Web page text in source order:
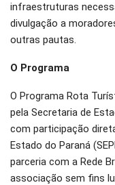
infraestruturas
divulgação a
outras pautas.
O Programa
O Programa Rota
pela Secretaria de
com participação
Estado do Paraná
parceria com a Rede
associação sem fins